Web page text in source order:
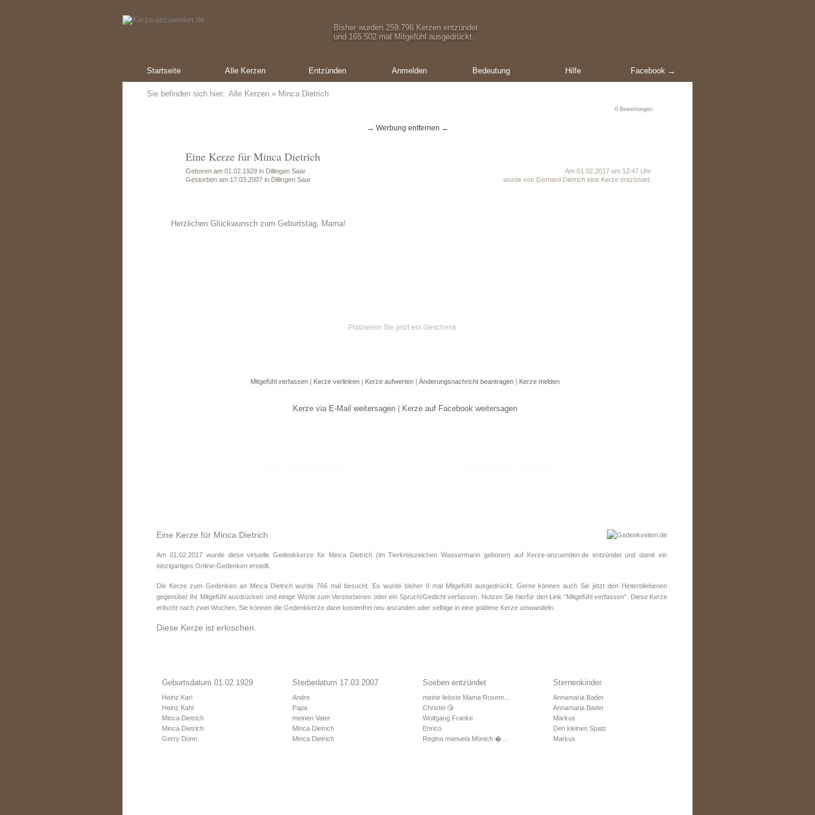
Bisher wurden 259.796 Kerzen entzündet
und 165.502 mal Mitgefühl ausgedrückt.
Startseite Alle Kerzen Entzünden Anmelden Bedeutung Hilfe Facebook →
Sie befinden sich hier: Alle Kerzen » Minca Dietrich
0 Bewertungen
→ Werbung entfernen ←
Eine Kerze für Minca Dietrich
Geboren am 01.02.1929 in Dillingen Saar
Gestorben am 17.03.2007 in Dillingen Saar
Am 01.02.2017 um 12:47 Uhr
wurde von Gerhard Dietrich eine Kerze entzündet.
Herzlichen Glückwunsch zum Geburtstag, Mama!
Platzieren Sie jetzt ein Geschenk
Mitgefühl verfassen | Kerze verlinken | Kerze aufwerten | Änderungsnachricht beantragen | Kerze melden
Kerze via E-Mail weitersagen Kerze auf Facebook weitersagen
Eine Kerze für Minca Dietrich
Am 01.02.2017 wurde diese virtuelle Gedenkkerze für Minca Dietrich (im TierkreiszeichenWassermann geboren) auf Kerze-anzuenden.de entzündet und damit ein
einzigartiges Online-Gedenken erstellt.
Die Kerze zum Gedenken an Minca Dietrich wurde 766 mal besucht. Es wurde bisher 0 mal Mitgefühl ausgedrückt. Gerne können auch Sie jetzt den Hinterbliebenen
gegenüber Ihr Mitgefühl ausdrücken und einige Worte zum Verstorbenen oder ein Spruch/Gedicht verfassen. Nutzen Sie hierfür den Link "Mitgefühl verfassen". Diese Kerze
erlischt nach zwei Wochen, Sie können die Gedenkkerze dann kostenfrei neu anzünden oder selbige in eine goldene Kerze umwandeln.
Diese Kerze ist erloschen.
Geburtsdatum 01.02.1929
Heinz Karl
Heinz Kahl
Minca Dietrich
Minca Dietrich
Gerry Donn
Sterbedatum 17.03.2007
Andre
Papa
meinen Vater
Minca Dietrich
Minca Dietrich
Soeben entzündet
meine liebste Mama Rosem...
Christel 😘
Wolfgang Franke
Enrico
Regina manuela Münich �...
Sternenkinder
Annamaria Bader
Annamaria Bader
Markus
Den kleinen Spatz
Markus